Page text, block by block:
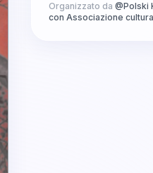
Organizzato da @Polski
con Associazione